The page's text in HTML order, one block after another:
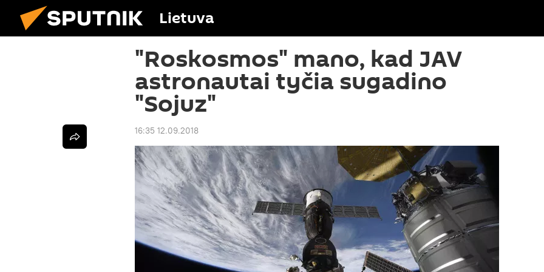
Lietuva
"Roskosmos" mano, kad JAV
astronautai tyčia sugadino
"Sojuz"
16:35 12.09.2018